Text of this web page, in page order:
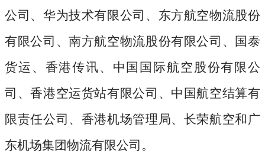
公司、华为技术有限公司、东方航空物流股份
有限公司、南方航空物流股份有限公司、国泰
货运、香港传讯、中国国际航空股份有限公
司、香港空运货站有限公司、中国航空结算有
限责任公司、香港机场管理局、长荣航空和广
东机场集团物流有限公司。